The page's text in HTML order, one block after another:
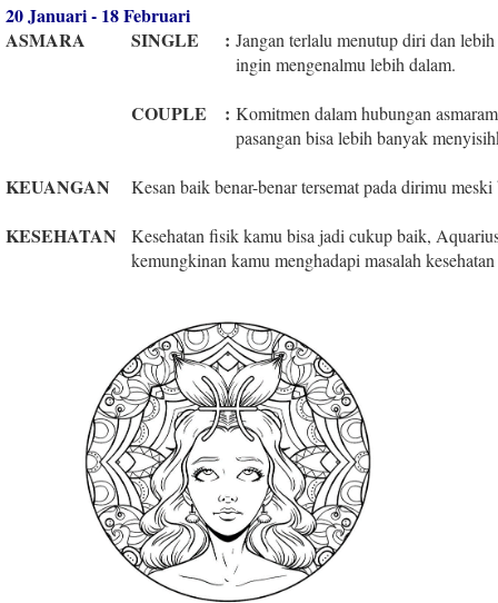
20 Januari - 18 Februari
ASMARA
SINGLE : Jangan terlalu menutup diri dan
ingin mengenalmu lebih dalam.
COUPLE : Komitmen dalam hubungan
pasangan bisa lebih banyak
KEUANGAN Kesan baik benar-benar tersemat pada dirimu
KESEHATAN
Kesehatan fisik kamu bisa jadi cukup baik,
kemungkinan kamu menghadapi masalah